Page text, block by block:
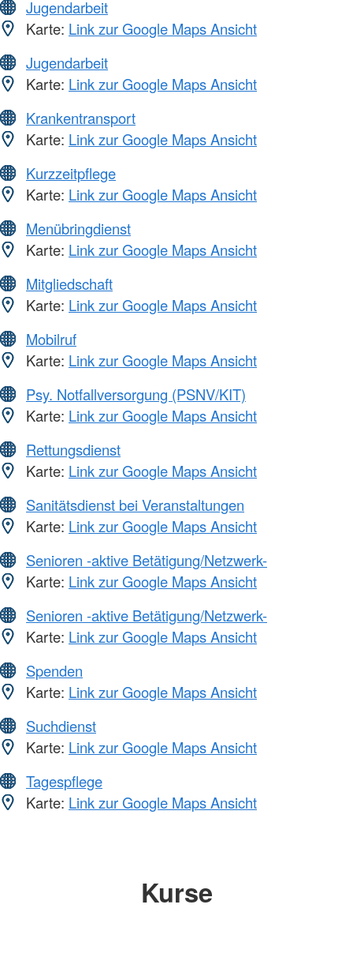
Jugendarbeit
Karte: Link zur Google Maps Ansicht
Jugendarbeit
Karte: Link zur Google Maps Ansicht
Krankentransport
Karte: Link zur Google Maps Ansicht
Kurzzeitpflege
Karte: Link zur Google Maps Ansicht
Menübringdienst
Karte: Link zur Google Maps Ansicht
Mitgliedschaft
Karte: Link zur Google Maps Ansicht
Mobilruf
Karte: Link zur Google Maps Ansicht
Psy. Notfallversorgung (PSNV/KIT)
Karte: Link zur Google Maps Ansicht
Rettungsdienst
Karte: Link zur Google Maps Ansicht
Sanitätsdienst bei Veranstaltungen
Karte: Link zur Google Maps Ansicht
Senioren -aktive Betätigung/Netzwerk-
Karte: Link zur Google Maps Ansicht
Senioren -aktive Betätigung/Netzwerk-
Karte: Link zur Google Maps Ansicht
Spenden
Karte: Link zur Google Maps Ansicht
Suchdienst
Karte: Link zur Google Maps Ansicht
Tagespflege
Karte: Link zur Google Maps Ansicht
Kurse